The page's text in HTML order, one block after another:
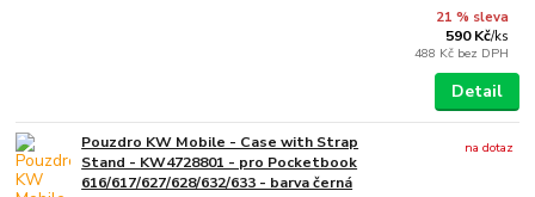
21 % sleva
590 Kč/ks
488 Kč bez DPH
Detail
Pouzdro KW Mobile - Case with Strap
Stand - KW4728801 - pro Pocketbook
616/617/627/628/632/633 - barva černá
na dotaz